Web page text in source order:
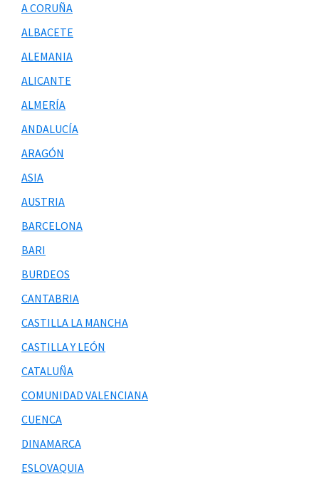
A CORUÑA
ALBACETE
ALEMANIA
ALICANTE
ALMERÍA
ANDALUCÍA
ARAGÓN
ASIA
AUSTRIA
BARCELONA
BARI
BURDEOS
CANTABRIA
CASTILLA LA MANCHA
CASTILLA Y LEÓN
CATALUÑA
COMUNIDAD VALENCIANA
CUENCA
DINAMARCA
ESLOVAQUIA